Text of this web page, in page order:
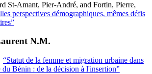
St-Amant, Pier-André, and Fortin, Pierre,
perspectives démographiques, mêmes défis
”
N.M.
“Statut de la femme et migration urbaine dans
Bénin : de la décision à l'insertion”